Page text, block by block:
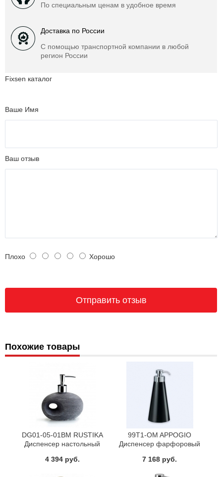
По специальным ценам в удобное время
Доставка по России
С помощью транспортной компании в любой
регион России
Fixsen каталог
Ваше Имя
Ваш отзыв
Плохо Хорошо
Похожие товары
DG01-05-01BM RUSTIKA
Диспенсер настольный
цвет антрацит Dededimos
4 394 руб.
99T1-OM APPOGIO
Диспенсер фарфоровый
Dededimos
7 168 руб.